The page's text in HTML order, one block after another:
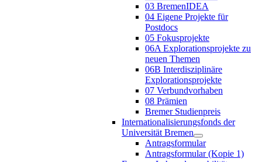
03 BremenIDEA
04 Eigene Projekte für
Postdocs
05 Fokusprojekte
06A Explorationsprojekte zu
neuen Themen
06B Interdisziplinäre
Explorationsprojekte
07 Verbundvorhaben
08 Prämien
Bremer Studienpreis
Internationalisierungsfonds der
Universität Bremen
Antragsformular
Antragsformular (Kopie 1)